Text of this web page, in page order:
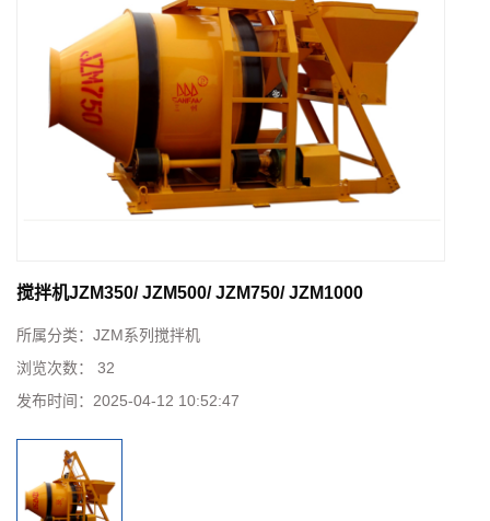
搅拌机JZM350/ JZM500/ JZM750/ JZM1000
所属分类： JZM系列搅拌机
浏览次数：
32
发布时间： 2025-04-12 10:52:47